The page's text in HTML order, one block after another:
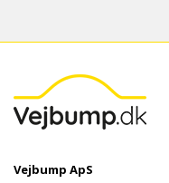
Vejbump ApS